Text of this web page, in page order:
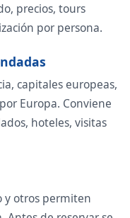
precios, tours
por persona.
capitales europeas,
Europa. Conviene
hoteles, visitas
y otros permiten